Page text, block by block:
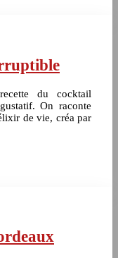
du cocktail
On raconte
de vie, créa par